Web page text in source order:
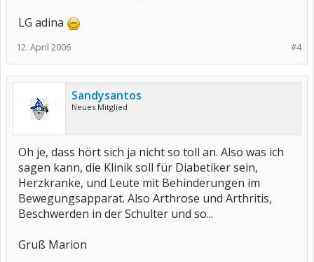
LG adina
#4
12. April 2006
Sandysantos
Neues Mitglied
Oh je, dass hört sich ja nicht so toll an. Also was ich
sagen kann, die Klinik soll für Diabetiker sein,
Herzkranke, und Leute mit Behinderungen im
Bewegungsapparat. Also Arthrose und Arthritis,
Beschwerden in der Schulter und so...
Gruß Marion